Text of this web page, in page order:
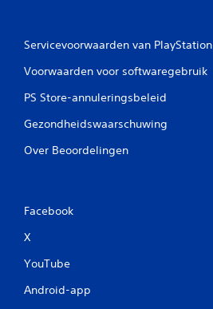
Servicevoorwaarden van PlayStation
Voorwaarden voor softwaregebruik
PS Store-annuleringsbeleid
Gezondheidswaarschuwing
Over Beoordelingen
Facebook
X
YouTube
Android-app